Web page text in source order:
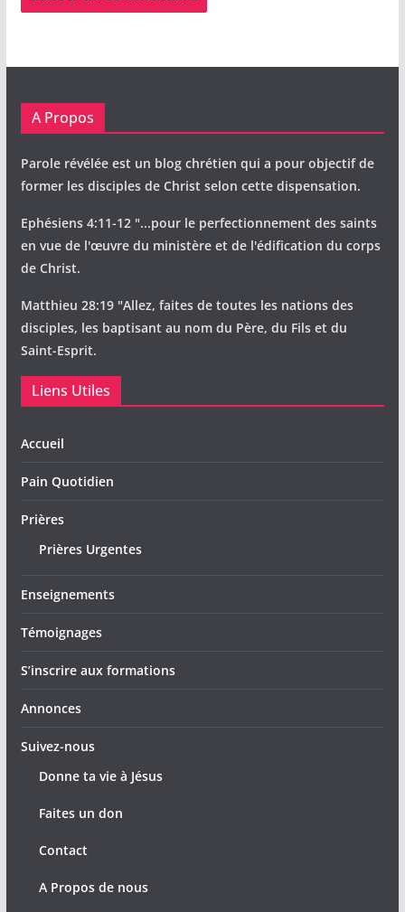
A Propos
Parole révélée est un blog chrétien qui a pour objectif de
former les disciples de Christ selon cette dispensation.
Ephésiens 4:11-12 "...pour le perfectionnement des saints
en vue de l'œuvre du ministère et de l'édification du corps
de Christ.
Matthieu 28:19 "Allez, faites de toutes les nations des
disciples, les baptisant au nom du Père, du Fils et du
Saint-Esprit.
Liens Utiles
Accueil
Pain Quotidien
Prières
Prières Urgentes
Enseignements
Témoignages
S’inscrire aux formations
Annonces
Suivez-nous
Donne ta vie à Jésus
Faites un don
Contact
A Propos de nous